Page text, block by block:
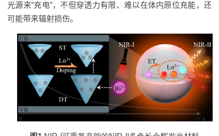
光源来“充电”，不但穿透力有限、难以在体内原位充能，还
可能带来辐射损伤。